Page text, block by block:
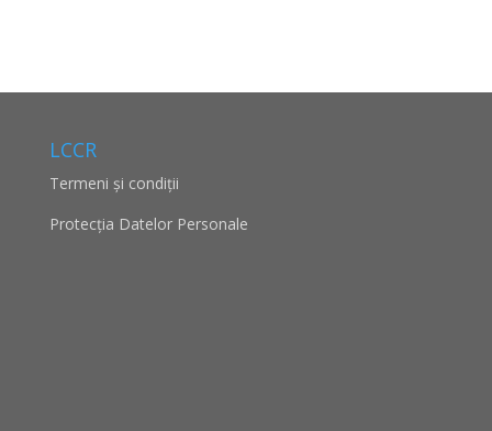
LCCR
Termeni și condiții
Protecţia Datelor Personale